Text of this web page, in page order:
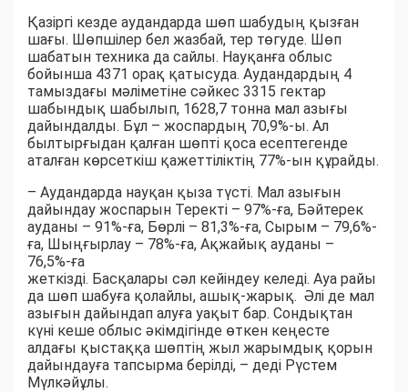
Қазіргі кезде аудандарда шөп шабудың қызған
шағы. Шөпшілер бел жазбай, тер төгуде. Шөп
шабатын техника да сайлы. Науқанға облыс
бойынша 4371 орақ қатысуда. Аудандардың 4
тамыздағы мәліметіне сәйкес 3315 гектар
шабындық шабылып, 1628,7 тонна мал азығы
дайындалды. Бұл – жоспардың 70,9%-ы. Ал
былтырғыдан қалған шөпті қоса есептегенде
аталған көрсеткіш қажеттіліктің 77%-ын құрайды.
– Аудандарда науқан қыза түсті. Мал азығын
дайындау жоспарын Теректі – 97%-ға, Бәйтерек
ауданы – 91%-ға, Бөрлі – 81,3%-ға, Сырым – 79,6%-
ға, Шыңғырлау – 78%-ға, Ақжайық ауданы –
76,5%-ға
жеткізді. Басқалары сәл кейіндеу келеді. Ауа райы
да шөп шабуға қолайлы, ашық-жарық. Әлі де мал
азығын дайындап алуға уақыт бар. Сондықтан
күні кеше облыс әкімдігінде өткен кеңесте
алдағы қыстаққа шөптің жыл жарымдық қорын
дайындауға тапсырма берілді, – деді Рүстем
Мүлкәйұлы.